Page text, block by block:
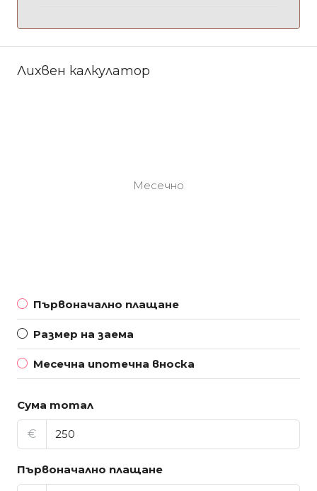
Лихвен калкулатор
Месечно
Първоначално плащане
Размер на заема
Месечна ипотечна вноска
Сума тотал
€
Първоначално плащане